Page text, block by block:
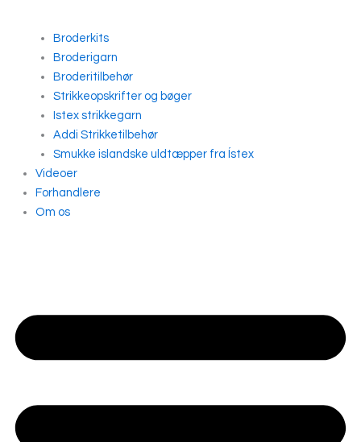
Broderkits
Broderigarn
Broderitilbehør
Strikkeopskrifter og bøger
Istex strikkegarn
Addi Strikketilbehør
Smukke islandske uldtæpper fra Ístex
Videoer
Forhandlere
Om os